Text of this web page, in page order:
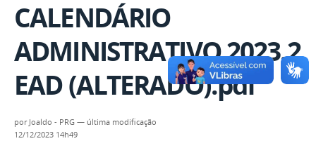
CALENDÁRIO
ADMINISTRATIVO 2023.2
EAD (ALTERADO).pdf
por Joaldo - PRG — última modificação
12/12/2023 14h49